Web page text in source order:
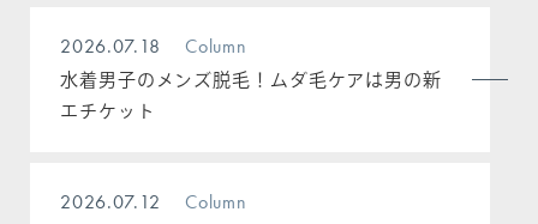
2026.07.18 Column
水着男子のメンズ脱毛！ムダ毛ケアは男の新
エチケット
2026.07.12 Column